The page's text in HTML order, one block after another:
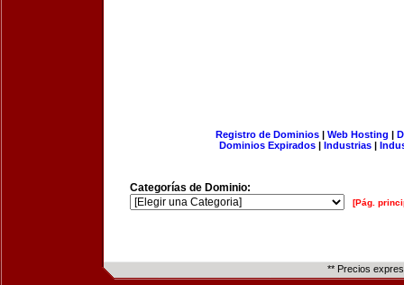
Registro de Dominios| Web Hosting |
Dominios Expirados | Industrias |
Categorías de Dominio:
[Pág.
** Precios